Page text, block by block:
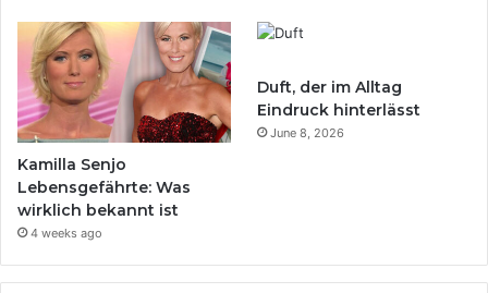
Kamilla Senjo
Lebensgefährte: Was
wirklich bekannt ist
4 weeks ago
Duft, der im Alltag
Eindruck hinterlässt
June 8, 2026